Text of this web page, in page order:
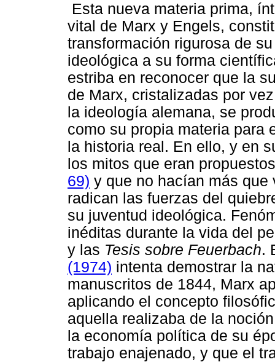
Esta nueva materia prima,
vital de Marx y Engels,
transformación rigurosa de
ideológica a su forma
estriba en reconocer que la
de Marx, cristalizadas por
la ideología alemana, se
como su propia materia para
la historia real. En ello, y en
los mitos que eran
69) y que no hacían más que
radican las fuerzas del
su juventud ideológica.
inéditas durante la vida del
y las Tesis sobre Feuerbach.
(1974) intenta demostrar la
manuscritos de 1844, Marx
aplicando el concepto
aquella realizaba de la
la economía política de su
trabajo enajenado, y que el